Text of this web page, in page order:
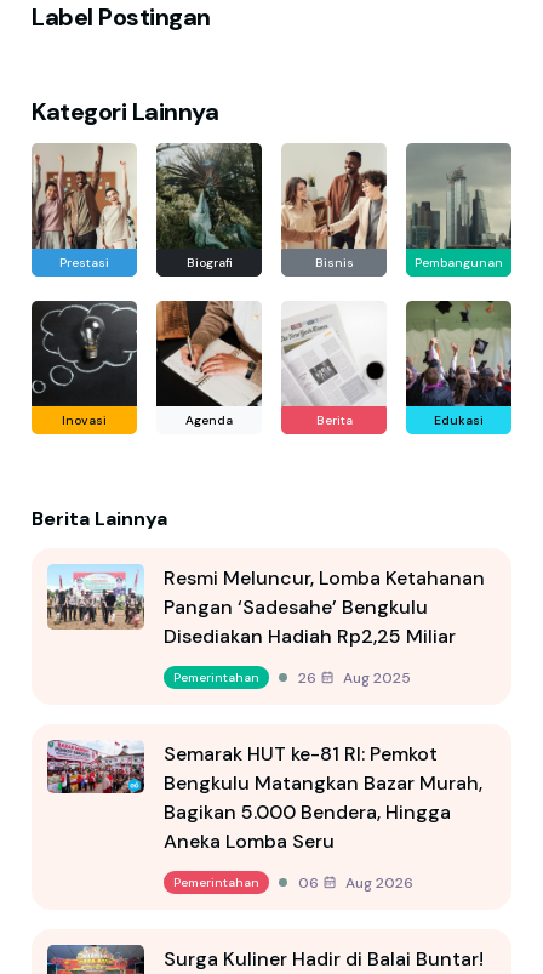
Label Postingan
Kategori Lainnya
Prestasi Biografi Bisnis Pembangunan
Inovasi Agenda Berita Edukasi
Berita Lainnya
Resmi Meluncur, Lomba Ketahanan
Pangan ‘Sadesahe’ Bengkulu
Disediakan Hadiah Rp2,25 Miliar
Pemerintahan 26 Aug 2025
Semarak HUT ke-81 RI: Pemkot
Bengkulu Matangkan Bazar Murah,
Bagikan 5.000 Bendera, Hingga
Aneka Lomba Seru
Pemerintahan 06 Aug 2026
Surga Kuliner Hadir di Balai Buntar!